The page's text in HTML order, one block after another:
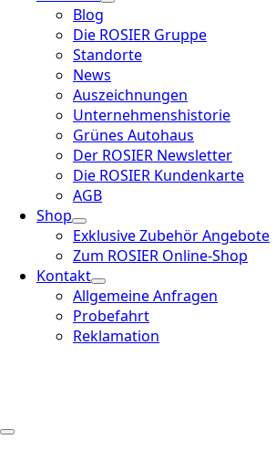
Blog
Die ROSIER Gruppe
Standorte
News
Auszeichnungen
Unternehmenshistorie
Grünes Autohaus
Der ROSIER Newsletter
Die ROSIER Kundenkarte
AGB
Shop
Exklusive Zubehör Angebote
Zum ROSIER Online-Shop
Kontakt
Allgemeine Anfragen
Probefahrt
Reklamation